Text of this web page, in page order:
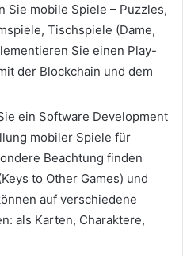
Sie mobile Spiele – Puzzles,
Tischspiele (Dame,
Sie einen Play-
der Blockchain und dem
ein Software Development
mobiler Spiele für
Beachtung finden
to Other Games) und
auf verschiedene
als Karten, Charaktere,